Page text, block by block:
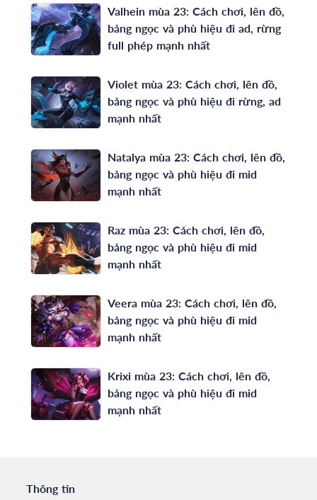
Valhein mùa 23: Cách chơi, lên đồ,
bảng ngọc và phù hiệu đi ad, rừng
full phép mạnh nhất
Violet mùa 23: Cách chơi, lên đồ,
bảng ngọc và phù hiệu đi rừng, ad
mạnh nhất
Natalya mùa 23: Cách chơi, lên đồ,
bảng ngọc và phù hiệu đi mid
mạnh nhất
Raz mùa 23: Cách chơi, lên đồ,
bảng ngọc và phù hiệu đi mid
mạnh nhất
Veera mùa 23: Cách chơi, lên đồ,
bảng ngọc và phù hiệu đi mid
mạnh nhất
Krixi mùa 23: Cách chơi, lên đồ,
bảng ngọc và phù hiệu đi mid
mạnh nhất
Thông tin